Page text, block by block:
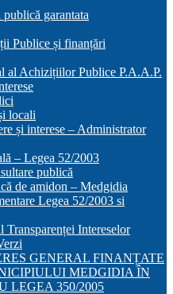
garantata
Publice și finanțări
al Achizițiilor Publice P.A.A.P.
locali
și interese – Administrator
– Legea 52/2003
publică
de amidon – Medgidia
Legea 52/2003 si
Transparenței Intereselor
GENERAL FINANȚATE
MEDGIDIA ÎN
LEGEA 350/2005